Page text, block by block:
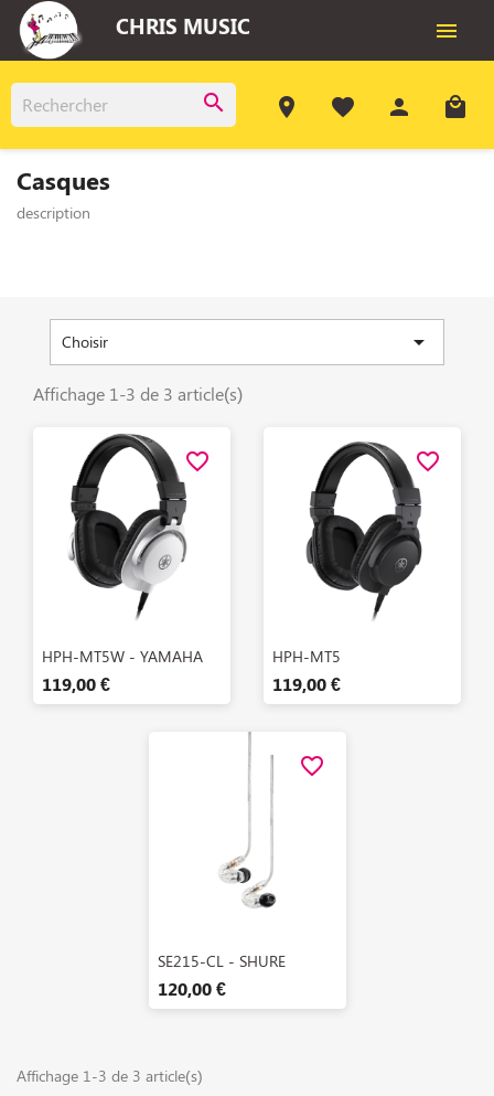
CHRIS MUSIC 
search room favorite person local_mall
Casques
description
Choisir 
Affichage 1-3 de 3 article(s)
Aperçu rapide
HPH-MT5W - YAMAHA
119,00 €
favorite_border
Aperçu rapide
HPH-MT5
119,00 €
favorite_border
 Aperçu rapide
SE215-CL - SHURE
120,00 €
favorite_border
Affichage 1-3 de 3 article(s)